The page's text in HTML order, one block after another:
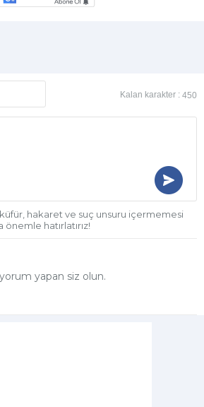
Kalan karakter : 450
hakaret ve suç unsuru içermemesi
hatırlatırız!
yapan siz olun.